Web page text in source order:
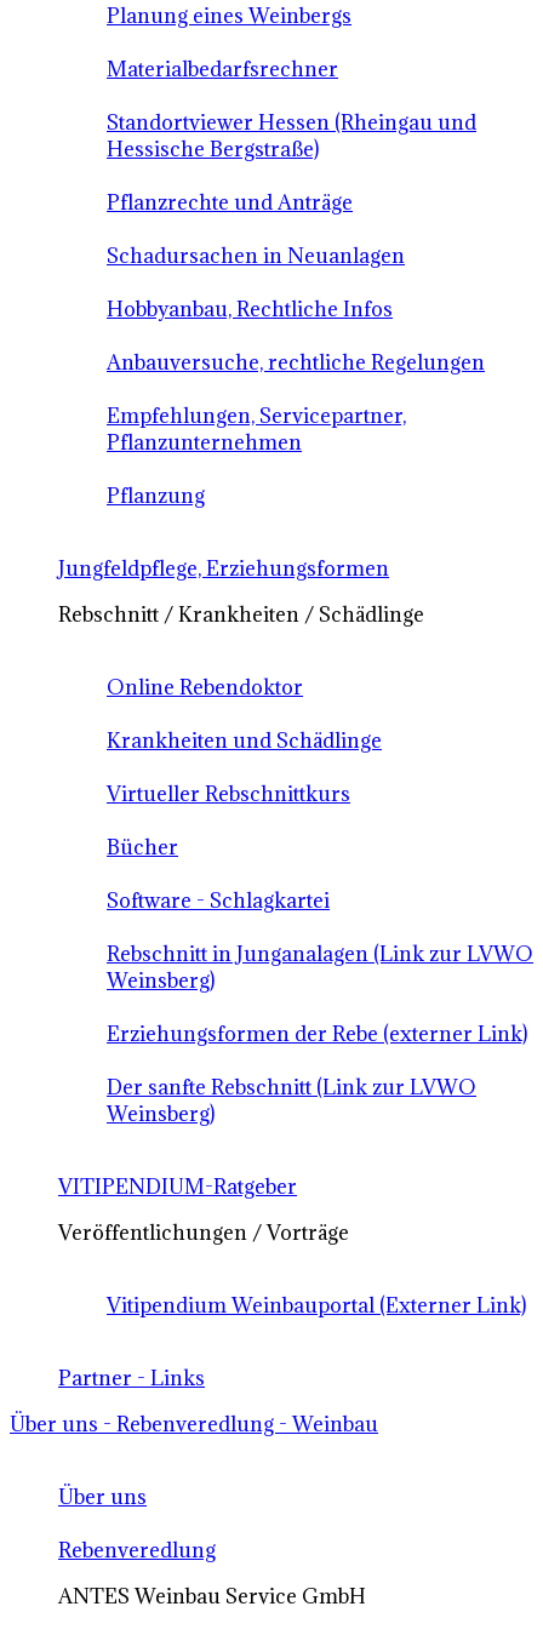
Planung eines Weinbergs
Materialbedarfsrechner
Standortviewer Hessen (Rheingau und
Hessische Bergstraße)
Pflanzrechte und Anträge
Schadursachen in Neuanlagen
Hobbyanbau, Rechtliche Infos
Anbauversuche, rechtliche Regelungen
Empfehlungen, Servicepartner,
Pflanzunternehmen
Pflanzung
Jungfeldpflege, Erziehungsformen
Rebschnitt / Krankheiten / Schädlinge
Online Rebendoktor
Krankheiten und Schädlinge
Virtueller Rebschnittkurs
Bücher
Software - Schlagkartei
Rebschnitt in Junganalagen (Link zur LVWO
Weinsberg)
Erziehungsformen der Rebe (externer Link)
Der sanfte Rebschnitt (Link zur LVWO
Weinsberg)
VITIPENDIUM-Ratgeber
Veröffentlichungen / Vorträge
Vitipendium Weinbauportal (Externer Link)
Partner - Links
Über uns - Rebenveredlung - Weinbau
Über uns
Rebenveredlung
ANTES Weinbau Service GmbH